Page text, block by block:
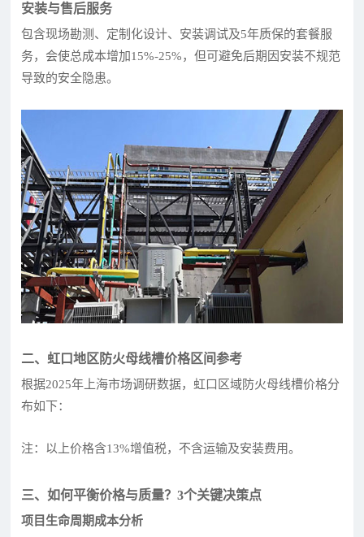
安装与售后服务
包含现场勘测、定制化设计、安装调试及5年质保的套餐服
务，会使总成本增加15%-25%，但可避免后期因安装不规范
导致的安全隐患。
二、虹口地区防火母线槽价格区间参考
根据2025年上海市场调研数据，虹口区域防火母线槽价格分
布如下：
注：以上价格含13%增值税，不含运输及安装费用。
三、如何平衡价格与质量？3个关键决策点
项目生命周期成本分析